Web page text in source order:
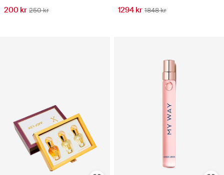
200 kr 250 kr 1294 kr 1848 kr